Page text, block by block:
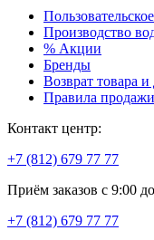
Производство
% Акции
Бренды
Возврат товара
Правила
Контакт центр:
+7 (812) 679 77 77
Приём заказов с 9:00
+7 (812) 679 77 77